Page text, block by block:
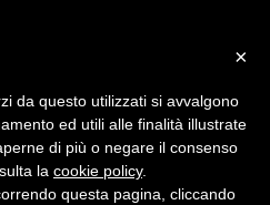
×
da questo utilizzati si avvalgono
ed utili alle finalità illustrate
di più o negare il consenso
la cookie policy.
questa pagina, cliccando